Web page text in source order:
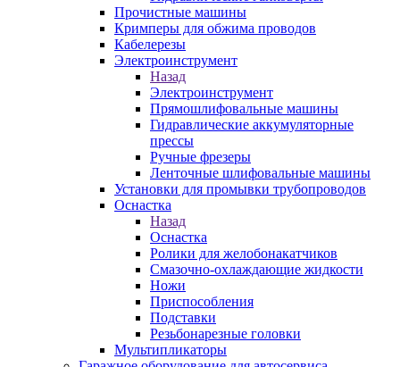
Прочистные машины
Кримперы для обжима проводов
Кабелерезы
Электроинструмент
Назад
Электроинструмент
Прямошлифовальные машины
Гидравлические аккумуляторные
прессы
Ручные фрезеры
Ленточные шлифовальные машины
Установки для промывки трубопроводов
Оснастка
Назад
Оснастка
Ролики для желобонакатчиков
Смазочно-охлаждающие жидкости
Ножи
Приспособления
Подставки
Резьбонарезные головки
Мультипликаторы